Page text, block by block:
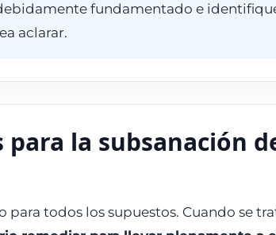
fundamentado e
aclarar.
para la subsanación
para todos los supuestos. Cuando se